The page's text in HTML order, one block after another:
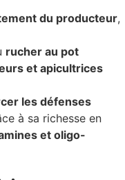
du producteur,
rucher au pot
et apicultrices
les défenses
à sa richesse en
et oligo-